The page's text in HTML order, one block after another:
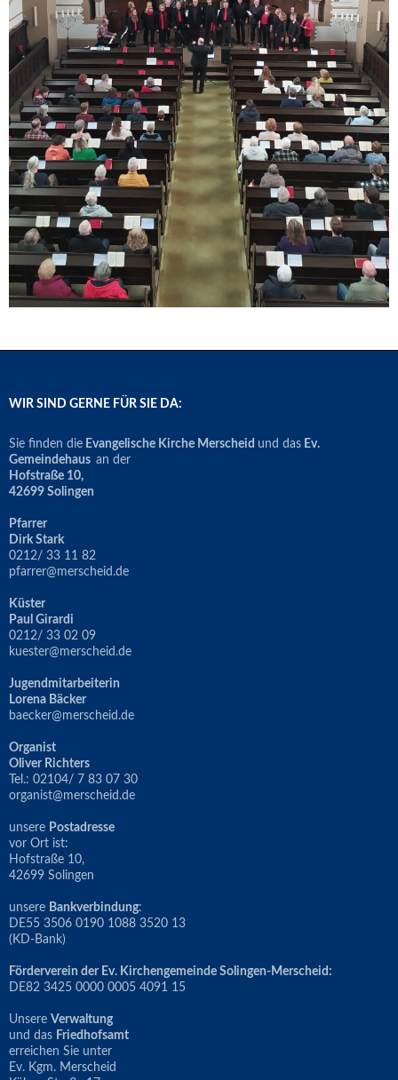
WIR SIND GERNE FÜR SIE DA:
Sie finden die Evangelische Kirche Merscheid und das Ev.
Gemeindehaus an der
Hofstraße 10,
42699 Solingen
Pfarrer
Dirk Stark
0212/ 33 11 82
pfarrer@merscheid.de
Küster
Paul Girardi
0212/ 33 02 09
kuester@merscheid.de
Jugendmitarbeiterin
Lorena Bäcker
baecker@merscheid.de
Organist
Oliver Richters
Tel.: 02104/ 7 83 07 30
organist@merscheid.de
unsere Postadresse
vor Ort ist:
Hofstraße 10,
42699 Solingen
unsere Bankverbindung:
DE55 3506 0190 1088 3520 13
(KD-Bank)
Förderverein der Ev. Kirchengemeinde Solingen-Merscheid:
DE82 3425 0000 0005 4091 15
Unsere Verwaltung
und das Friedhofsamt
erreichen Sie unter
Ev. Kgm. Merscheid